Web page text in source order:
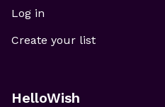
Log in
Create your list
HelloWish